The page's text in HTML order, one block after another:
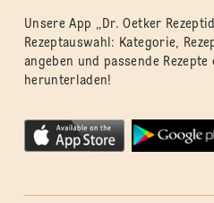
Unsere App „Dr. Oetker
Rezeptauswahl: Kategorie,
angeben und passende
herunterladen!